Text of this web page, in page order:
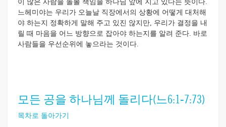
이 많은 사람을 돌볼 책임을 하나님 앞에 지고 있다는 뜻이다.
느헤미야는 우리가 오늘날 직장에서의 상황에 어떻게 대처해
야 하는지 정확하게 말해 주고 있진 않지만, 우리가 결정을 내
릴 때 마음을 어느 방향으로 잡아야 하는지를 알려 준다. 바로
사람들을 우선순위에 놓으라는 것이다.
모든 공을 하나님께 돌리다(느6:1-7:73)
목차로 돌아가기